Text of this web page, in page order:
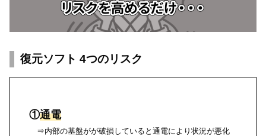
復元ソフト 4つのリスク
①通電
⇒内部の基盤がが破損していると通電により状況が悪化